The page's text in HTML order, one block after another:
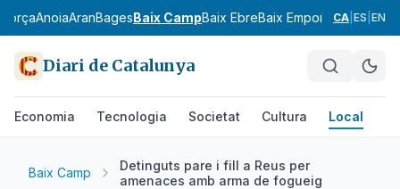
AnoiaAranBagesBaix CampBaix EbreBaix EmpordàBaix
CA ES EN
Diari de Catalunya
Economia Tecnologia Societat Cultura Local
Baix Camp
Detinguts pare i fill a Reus per
amenaces amb arma de fogueig